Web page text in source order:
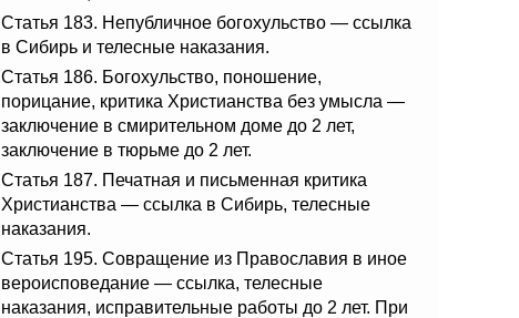
Статья 183. Непубличное богохульство — ссылка
в Сибирь и телесные наказания.
Статья 186. Богохульство, поношение,
порицание, критика Христианства без умысла —
заключение в смирительном доме до 2 лет,
заключение в тюрьме до 2 лет.
Статья 187. Печатная и письменная критика
Христианства — ссылка в Сибирь, телесные
наказания.
Статья 195. Совращение из Православия в иное
вероисповедание — ссылка, телесные
наказания, исправительные работы до 2 лет. При